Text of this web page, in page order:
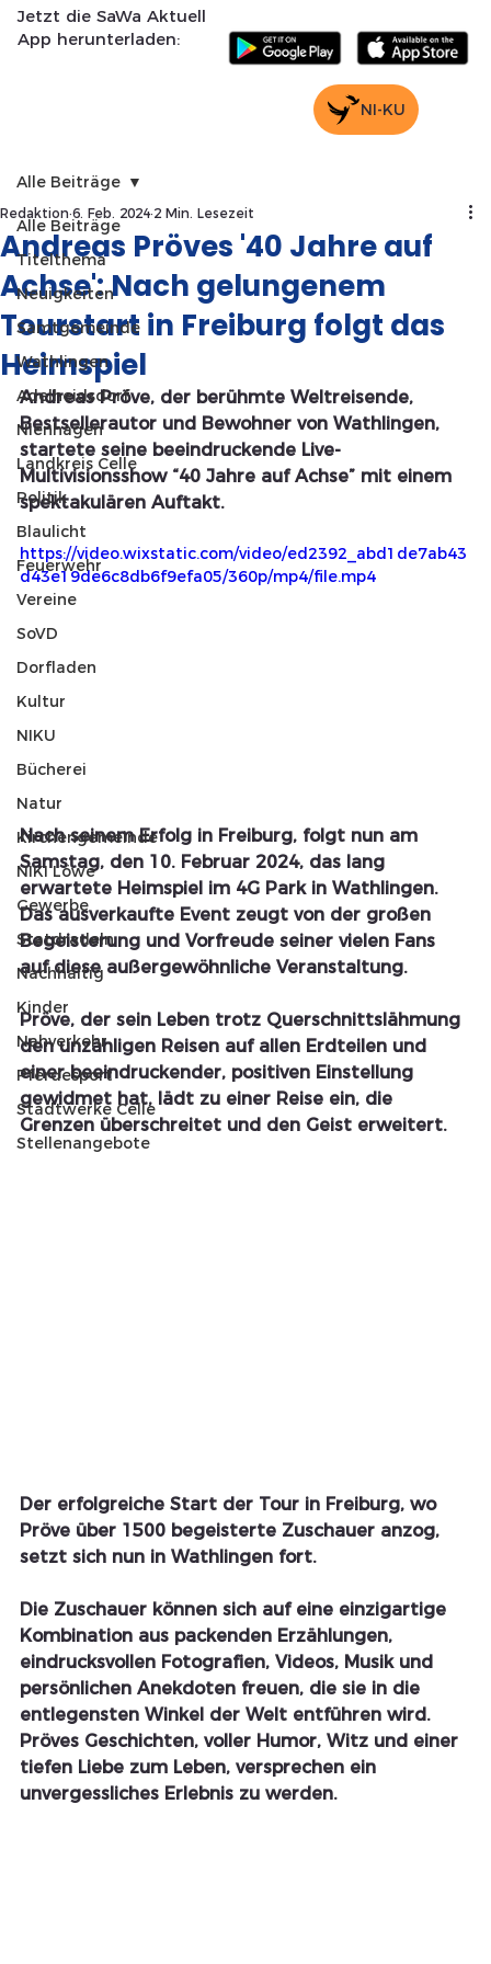
Jetzt die SaWa Aktuell
App herunterladen:
NI-KU
Alle Beiträge
Titelthema
Neuigkeiten
Samtgemeinde
Wathlingen
Adelheidsdorf
Nienhagen
Landkreis Celle
Politik
Blaulicht
Feuerwehr
Vereine
SoVD
Dorfladen
Kultur
NIKU
Bücherei
Natur
Kirchengemeinde
NIKI Löwe
Gewerbe
Statdradeln
Nachhaltig
Kinder
Nahverkehr
Pferdesport
Stadtwerke Celle
Stellenangebote
Alle Beiträge
Andreas Pröves '40 Jahre auf
Achse': Nach gelungenem
Tourstart in Freiburg folgt das
Heimspiel
Redaktion 6. Feb. 2024 2 Min. Lesezeit
Andreas Pröve, der berühmte Weltreisende,
Bestsellerautor und Bewohner von Wathlingen,
startete seine beeindruckende Live-
Multivisionsshow “40 Jahre auf Achse” mit einem
spektakulären Auftakt.
https://video.wixstatic.com/video/ed2392_abd1de7ab43
d43e19de6c8db6f9efa05/360p/mp4/file.mp4
Nach seinem Erfolg in Freiburg, folgt nun am
Samstag, den 10. Februar 2024, das lang
erwartete Heimspiel im 4G Park in Wathlingen.
Das ausverkaufte Event zeugt von der großen
Begeisterung und Vorfreude seiner vielen Fans
auf diese außergewöhnliche Veranstaltung.
Pröve, der sein Leben trotz Querschnittslähmung
den unzähligen Reisen auf allen Erdteilen und
einer beeindruckender, positiven Einstellung
gewidmet hat, lädt zu einer Reise ein, die
Grenzen überschreitet und den Geist erweitert.
Der erfolgreiche Start der Tour in Freiburg, wo
Pröve über 1500 begeisterte Zuschauer anzog,
setzt sich nun in Wathlingen fort.
Die Zuschauer können sich auf eine einzigartige
Kombination aus packenden Erzählungen,
eindrucksvollen Fotografien, Videos, Musik und
persönlichen Anekdoten freuen, die sie in die
entlegensten Winkel der Welt entführen wird.
Pröves Geschichten, voller Humor, Witz und einer
tiefen Liebe zum Leben, versprechen ein
unvergessliches Erlebnis zu werden.